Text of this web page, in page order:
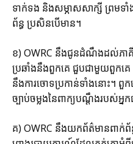
ទាក់ទង និងសម្ភាសសាក្សី ព្រមទ
ព័ន្ធ ប្រសិនបើមាន។
ខ) OWRC នឹងជូនដំណឹងដល់ភាគី
ប្រឆាំងនឹងពួកគេ ជួបជាមួយពួកគ
នឹងការចោទប្រកាន់ទាំងនោះ។ ពួ
ច្បាប់ចម្លងនៃពាក្យបណ្តឹងរបស់អ្ន
គ) OWRC នឹងយកព័ត៌មានពាក់ព័